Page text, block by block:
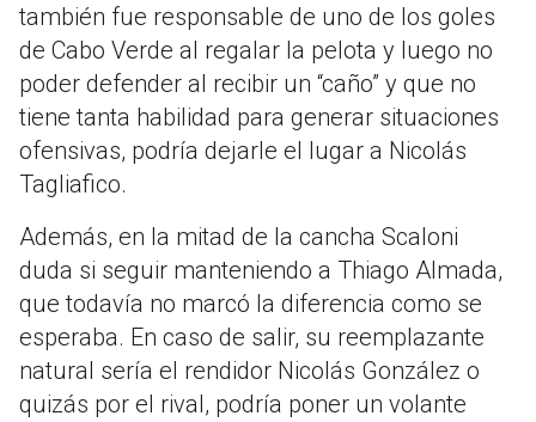
también fue responsable de uno de los goles
de Cabo Verde al regalar la pelota y luego no
poder defender al recibir un “caño” y que no
tiene tanta habilidad para generar situaciones
ofensivas, podría dejarle el lugar a Nicolás
Tagliafico.
Además, en la mitad de la cancha Scaloni
duda si seguir manteniendo a Thiago Almada,
que todavía no marcó la diferencia como se
esperaba. En caso de salir, su reemplazante
natural sería el rendidor Nicolás González o
quizás por el rival, podría poner un volante